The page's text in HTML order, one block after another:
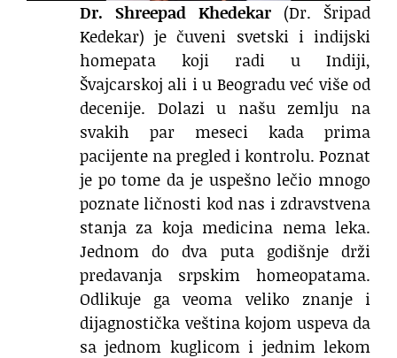
Dr. Shreepad Khedekar (Dr. Šripad
Kedekar) je čuveni svetski i indijski
homepata koji radi u Indiji,
Švajcarskoj ali i u Beogradu već više od
decenije. Dolazi u našu zemlju na
svakih par meseci kada prima
pacijente na pregled i kontrolu. Poznat
je po tome da je uspešno lečio mnogo
poznate ličnosti kod nas i zdravstvena
stanja za koja medicina nema leka.
Jednom do dva puta godišnje drži
predavanja srpskim homeopatama.
Odlikuje ga veoma veliko znanje i
dijagnostička veština kojom uspeva da
sa jednom kuglicom i jednim lekom